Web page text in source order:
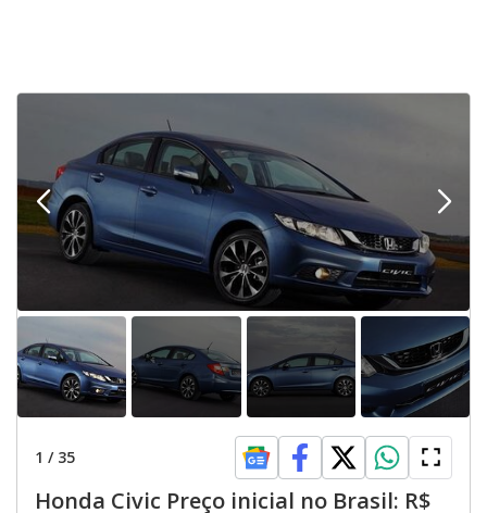
1 / 35
Honda Civic Preço inicial no Brasil: R$